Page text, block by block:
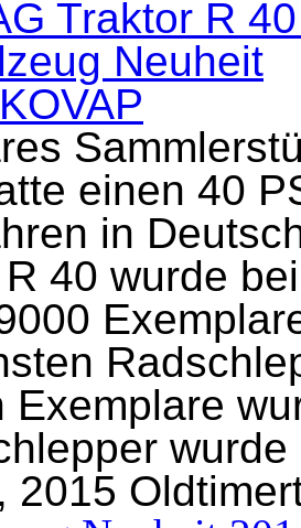
einen 40
in
40 wurde
Exemplare
2015